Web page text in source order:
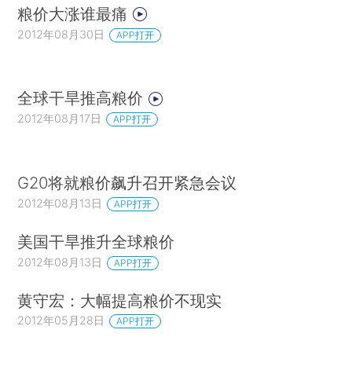
粮价大涨谁最痛
2012年08月30日 APP打开
全球干旱推高粮价
2012年08月17日 APP打开
G20将就粮价飙升召开紧急会议
2012年08月13日 APP打开
美国干旱推升全球粮价
2012年08月13日 APP打开
黄守宏：大幅提高粮价不现实
2012年05月28日 APP打开